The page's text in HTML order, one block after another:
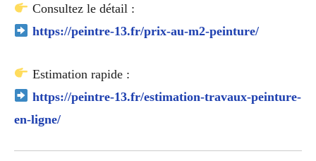
Consultez le détail :
https://peintre-13.fr/prix-au-m2-peinture/
Estimation rapide :
https://peintre-13.fr/estimation-travaux-peinture-
en-ligne/